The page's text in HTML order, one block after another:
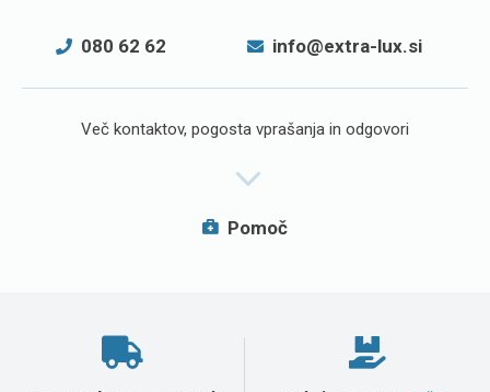
080 62 62 info@extra-lux.si
Več kontaktov, pogosta vprašanja in odgovori
Pomoč